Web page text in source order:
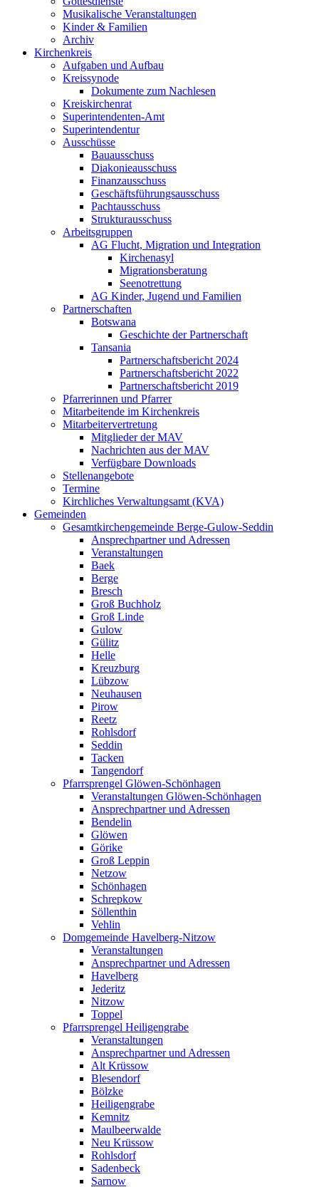
Musikalische Veranstaltungen
Kinder & Familien
Archiv
Kirchenkreis
Aufgaben und Aufbau
Kreissynode
Dokumente zum Nachlesen
Kreiskirchenrat
Superintendenten-Amt
Superintendentur
Ausschüsse
Bauausschuss
Diakonieausschuss
Finanzausschuss
Geschäftsführungsausschuss
Pachtausschuss
Strukturausschuss
Arbeitsgruppen
AG Flucht, Migration und Integration
Kirchenasyl
Migrationsberatung
Seenotrettung
AG Kinder, Jugend und Familien
Partnerschaften
Botswana
Geschichte der Partnerschaft
Tansania
Partnerschaftsbericht 2024
Partnerschaftsbericht 2022
Partnerschaftsbericht 2019
Pfarrerinnen und Pfarrer
Mitarbeitende im Kirchenkreis
Mitarbeitervertretung
Mitglieder der MAV
Nachrichten aus der MAV
Verfügbare Downloads
Stellenangebote
Termine
Kirchliches Verwaltungsamt (KVA)
Gemeinden
Gesamtkirchengemeinde Berge-Gulow-Seddin
Ansprechpartner und Adressen
Veranstaltungen
Baek
Berge
Bresch
Groß Buchholz
Groß Linde
Gulow
Gülitz
Helle
Kreuzburg
Lübzow
Neuhausen
Pirow
Reetz
Rohlsdorf
Seddin
Tacken
Tangendorf
Pfarrsprengel Glöwen-Schönhagen
Veranstaltungen Glöwen-Schönhagen
Ansprechpartner und Adressen
Bendelin
Glöwen
Görike
Groß Leppin
Netzow
Schönhagen
Schrepkow
Söllenthin
Vehlin
Domgemeinde Havelberg-Nitzow
Veranstaltungen
Ansprechpartner und Adressen
Havelberg
Jederitz
Nitzow
Toppel
Pfarrsprengel Heiligengrabe
Veranstaltungen
Ansprechpartner und Adressen
Alt Krüssow
Blesendorf
Bölzke
Heiligengrabe
Kemnitz
Maulbeerwalde
Neu Krüssow
Rohlsdorf
Sadenbeck
Sarnow